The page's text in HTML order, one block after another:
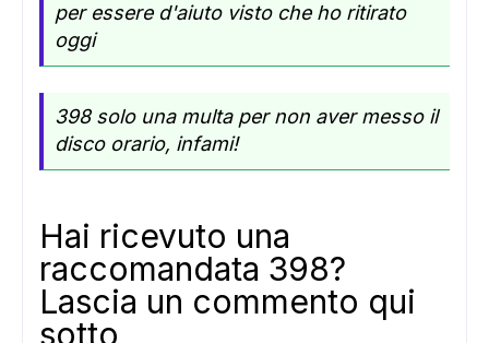
per essere d'aiuto visto che ho ritirato
oggi
398 solo una multa per non aver messo il
disco orario, infami!
Hai ricevuto una
raccomandata 398?
Lascia un commento qui
sotto